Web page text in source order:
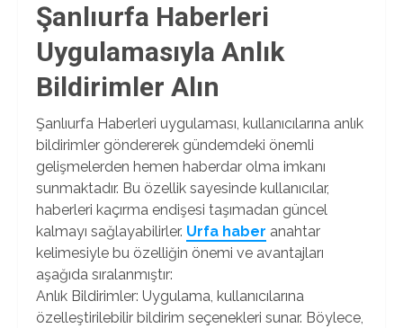
Şanlıurfa Haberleri
Uygulamasıyla Anlık
Bildirimler Alın
Şanlıurfa Haberleri uygulaması, kullanıcılarına anlık
bildirimler göndererek gündemdeki önemli
gelişmelerden hemen haberdar olma imkanı
sunmaktadır. Bu özellik sayesinde kullanıcılar,
haberleri kaçırma endişesi taşımadan güncel
kalmayı sağlayabilirler. Urfa haber anahtar
kelimesiyle bu özelliğin önemi ve avantajları
aşağıda sıralanmıştır:
Anlık Bildirimler: Uygulama, kullanıcılarına
özelleştirilebilir bildirim seçenekleri sunar. Böylece,